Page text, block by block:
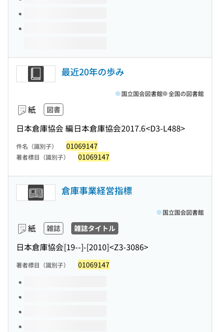
最近20年の歩み
紙 図書
日本倉庫協会 編日本倉庫協会2017.6<D3-L488>
国立国会図書館 全国の図書館
件名（識別子） 01069147
著者標目（識別子） 01069147
倉庫事業経営指標
紙 雑誌 雑誌タイトル
日本倉庫協会[19--]-[2010]<Z3-3086>
国立国会図書館
著者標目（識別子） 01069147
このタイトルの巻号